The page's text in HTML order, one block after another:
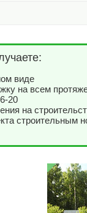
виде
на всем
20
на